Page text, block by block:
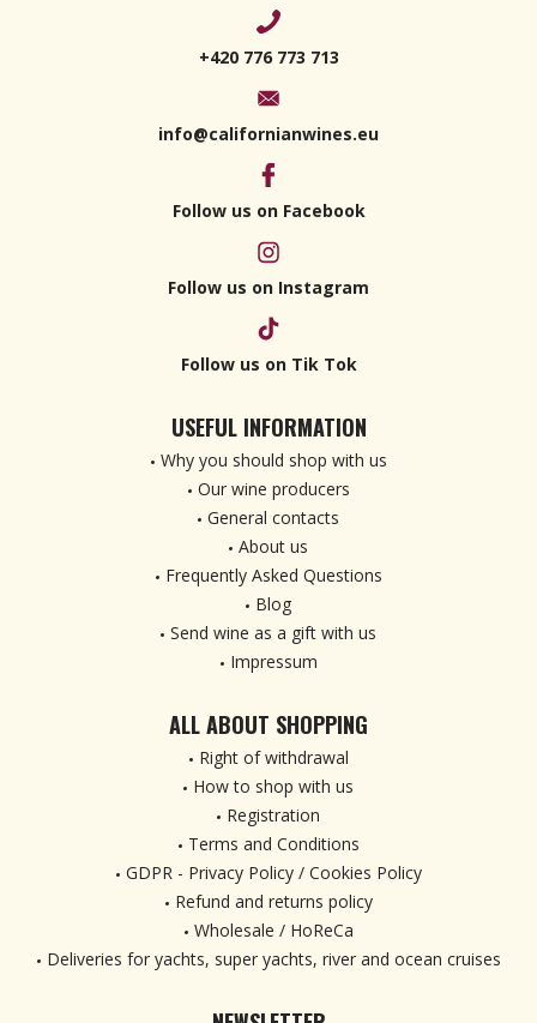
+420 776 773 713
info@californianwines.eu
Follow us on Facebook
Follow us on Instagram
Follow us on Tik Tok
USEFUL INFORMATION
Why you should shop with us
Our wine producers
General contacts
About us
Frequently Asked Questions
Blog
Send wine as a gift with us
Impressum
ALL ABOUT SHOPPING
Right of withdrawal
How to shop with us
Registration
Terms and Conditions
GDPR - Privacy Policy / Cookies Policy
Refund and returns policy
Wholesale / HoReCa
Deliveries for yachts, super yachts, river and ocean cruises